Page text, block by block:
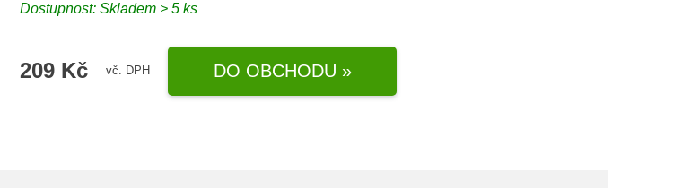
Dostupnost: Skladem > 5 ks
209 Kč vč. DPH DO OBCHODU »